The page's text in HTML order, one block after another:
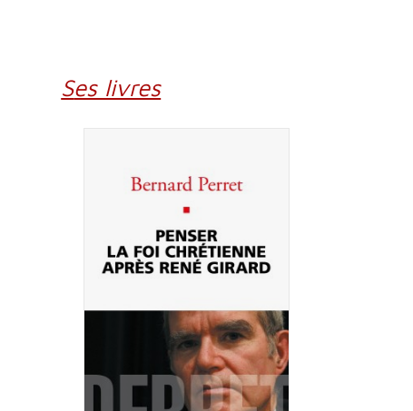
Ses livres